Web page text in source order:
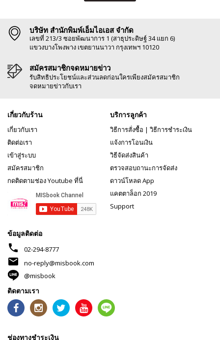
บริษัท สำนักพิมพ์เอ็มไอเอส จำกัด
เลขที่ 213/3 ซอยพัฒนาการ 1 (สาธุประดิษฐ์ 34 แยก 6)
แขวงบางโพงพาง เขตยานนาวา กรุงเทพฯ 10120
สมัครสมาชิกจดหมายข่าว
รับสิทธิประโยชน์และส่วนลดก่อนใครเพียงสมัครสมาชิก
จดหมายข่าวกับเรา
เกี่ยวกับร้าน
เกี่ยวกับเรา
ติดต่อเรา
เข้าสู่ระบบ
สมัครสมาชิก
กดติดตามช่อง Youtube ที่นี่
บริการลูกค้า
วิธีการสั่งซื้อ | วิธีการชำระเงิน
แจ้งการโอนเงิน
วิธีจัดส่งสินค้า
ตรวจสอบถานะการจัดส่ง
ดาวน์โหลด App
แคตตาล็อก 2019
Support
ข้อมูลติดต่อ
phone 02-294-8777
mail
no-reply@misbook.com
@misbook
ติดตามเรา
ช่องทางชำระเงิน